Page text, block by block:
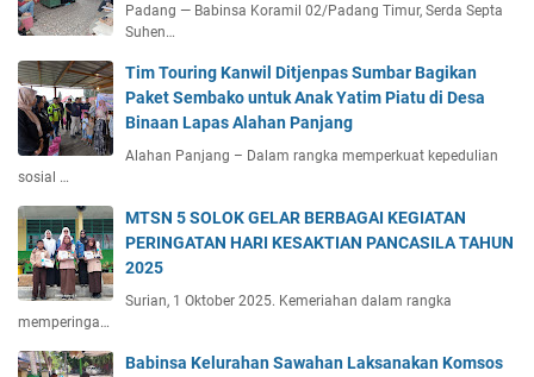
Padang — Babinsa Koramil 02/Padang Timur, Serda Septa
Suhen…
Tim Touring Kanwil Ditjenpas Sumbar Bagikan
Paket Sembako untuk Anak Yatim Piatu di Desa
Binaan Lapas Alahan Panjang
Alahan Panjang – Dalam rangka memperkuat kepedulian
sosial …
MTSN 5 SOLOK GELAR BERBAGAI KEGIATAN
PERINGATAN HARI KESAKTIAN PANCASILA TAHUN
2025
Surian, 1 Oktober 2025. Kemeriahan dalam rangka
memperinga…
Babinsa Kelurahan Sawahan Laksanakan Komsos